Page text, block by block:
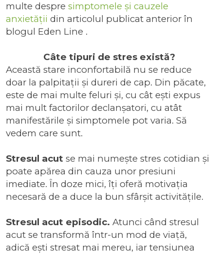
multe despre simptomele și cauzele
anxietății din articolul publicat anterior în
blogul Eden Line .
Câte tipuri de stres există?
Această stare inconfortabilă nu se reduce
doar la palpitații și dureri de cap. Din păcate,
este de mai multe feluri și, cu cât ești expus
mai mult factorilor declanșatori, cu atât
manifestările și simptomele pot varia. Să
vedem care sunt.
Stresul acut se mai numește stres cotidian și
poate apărea din cauza unor presiuni
imediate. În doze mici, îți oferă motivația
necesară de a duce la bun sfârșit activitățile.
Stresul acut episodic. Atunci când stresul
acut se transformă într-un mod de viață,
adică ești stresat mai mereu, iar tensiunea